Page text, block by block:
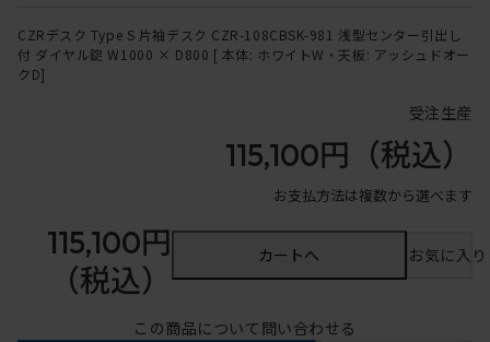
CZRデスク Type S 片袖デスク CZR-108CBSK-981 浅型センター引出し
付 ダイヤル錠 W1000 × D800 [ 本体: ホワイトW・天板: アッシュドオー
クD]
受注生産
115,100円 （税込）
お支払方法は複数から選べます
115,100円
（税込）
カートへ お気に入
この商品について問い合わせる